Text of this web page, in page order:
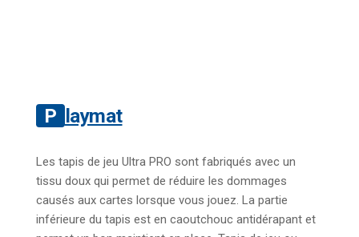
Playmat
Les tapis de jeu Ultra PRO sont fabriqués avec un
tissu doux qui permet de réduire les dommages
causés aux cartes lorsque vous jouez. La partie
inférieure du tapis est en caoutchouc antidérapant et